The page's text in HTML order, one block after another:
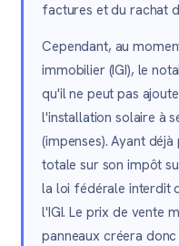
factures et du rachat
Cependant, au
immobilier (IGI), le
qu'il ne peut pas
l'installation solaire à
(impenses). Ayant
totale sur son impôt
la loi fédérale interdit
l'IGI. Le prix de vente
panneaux créera